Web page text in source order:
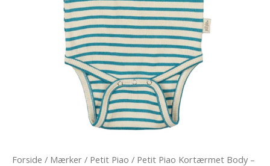
Forside / Mærker / Petit Piao / Petit Piao Kortærmet Body –